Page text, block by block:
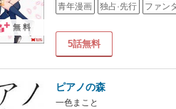
青年漫画 独占·先行 ファン
5話無料
無料
ピアノの森
一色まこと